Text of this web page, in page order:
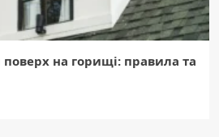
на горищі: правила та